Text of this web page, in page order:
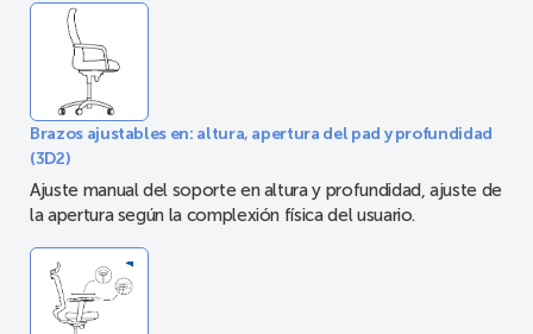
Brazos ajustables en: altura, apertura del pad y profundidad
(3D2)
Ajuste manual del soporte en altura y profundidad, ajuste de
la apertura según la complexión física del usuario.